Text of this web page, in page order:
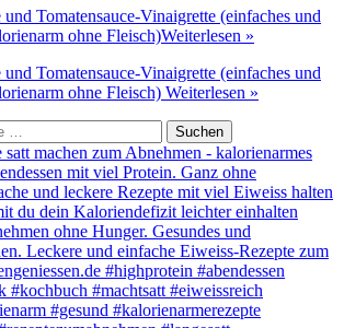
Tomatensauce-Vinaigrette (einfaches und
ohne Fleisch)Weiterlesen »
Tomatensauce-Vinaigrette (einfaches und
ohne Fleisch) Weiterlesen »